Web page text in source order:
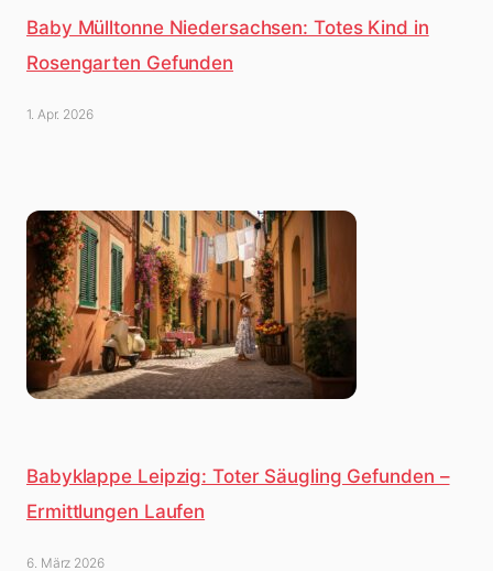
Baby Mülltonne Niedersachsen: Totes Kind in
Rosengarten Gefunden
1. Apr. 2026
Babyklappe Leipzig: Toter Säugling Gefunden –
Ermittlungen Laufen
6. März 2026